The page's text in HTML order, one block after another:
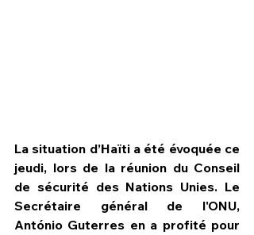
La situation d’Haïti a été évoquée ce
jeudi, lors de la réunion du Conseil
de sécurité des Nations Unies. Le
Secrétaire général de l'ONU,
António Guterres en a profité pour